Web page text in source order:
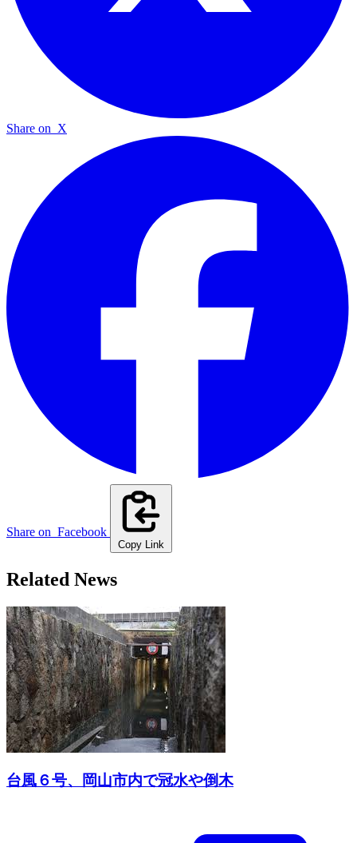
Share on X
Share on Facebook
Copy Link
Related News
台風６号、岡山市内で冠水や倒木